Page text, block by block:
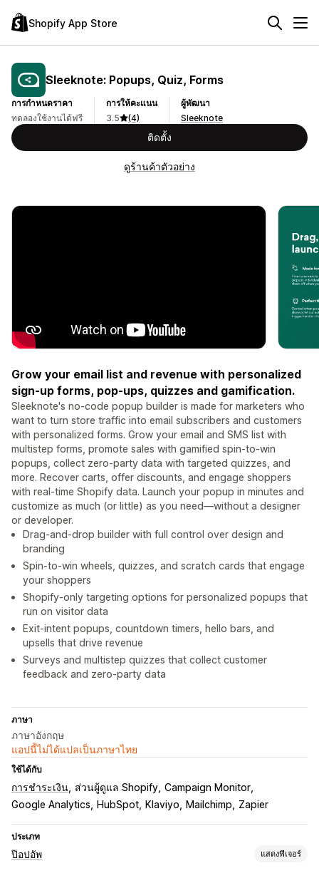
Shopify App Store
Sleeknote: Popups, Quiz, Forms
การกำหนดราคา
ทดลองใช้งานได้ฟรี
การให้คะแนน
3.5
(4)
ผู้พัฒนา
Sleeknote
ติดตั้ง
ดูร้านค้าตัวอย่าง
Grow your email list and revenue with personalized
sign-up forms, pop-ups, quizzes and gamification.
Sleeknote's no-code popup builder is made for marketers who
want to turn store traffic into email subscribers and customers
with personalized forms. Grow your email and SMS list with
multistep forms, promote sales with gamified spin-to-win
popups, collect zero-party data with targeted quizzes, and
more. Recover carts, offer discounts, and engage shoppers
with real-time Shopify data. Launch your popup in minutes and
customize as much (or little) as you need—without a designer
or developer.
Drag-and-drop builder with full control over design and
branding
Spin-to-win wheels, quizzes, and scratch cards that engage
your shoppers
Shopify-only targeting options for personalized popups that
run on visitor data
Exit-intent popups, countdown timers, hello bars, and
upsells that drive revenue
Surveys and multistep quizzes that collect customer
feedback and zero-party data
ภาษา
ภาษาอังกฤษ
แอปนี้ไม่ได้แปลเป็นภาษาไทย
ใช้ได้กับ
การชำระเงิน ส่วนผู้ดูแล Shopify Campaign Monitor
Google Analytics
HubSpot Klaviyo Mailchimp Zapier
ประเภท
ป๊อปอัพ แสดงฟีเจอร์